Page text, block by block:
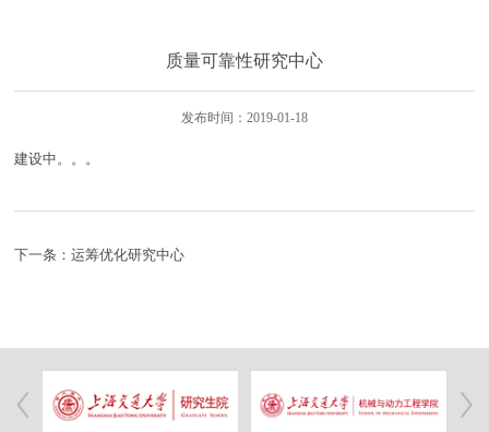
质量可靠性研究中心
发布时间：2019-01-18
建设中。。。
下一条：运筹优化研究中心